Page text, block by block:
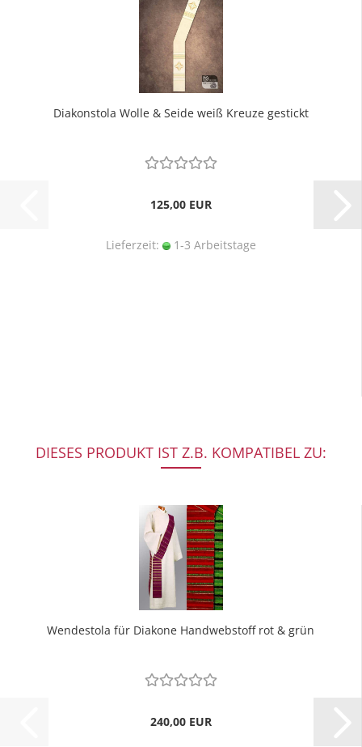
Diakonstola Wolle & Seide weiß Kreuze gestickt
125,00 EUR
Lieferzeit: 1-3 Arbeitstage
DIESES PRODUKT IST Z.B. KOMPATIBEL ZU:
Wendestola für Diakone Handwebstoff rot & grün
240,00 EUR